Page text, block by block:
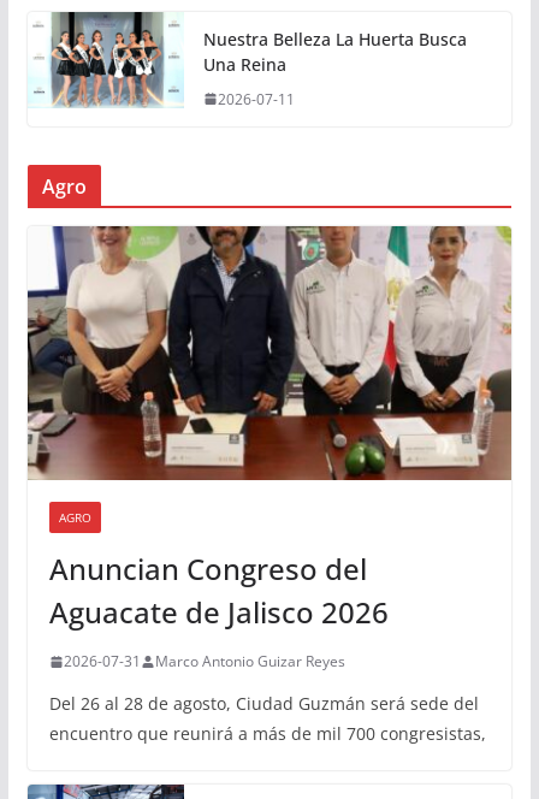
Nuestra Belleza La Huerta Busca
Una Reina
2026-07-11
Agro
AGRO
Anuncian Congreso del
Aguacate de Jalisco 2026
2026-07-31 Marco Antonio Guizar Reyes
Del 26 al 28 de agosto, Ciudad Guzmán será sede del
encuentro que reunirá a más de mil 700 congresistas,